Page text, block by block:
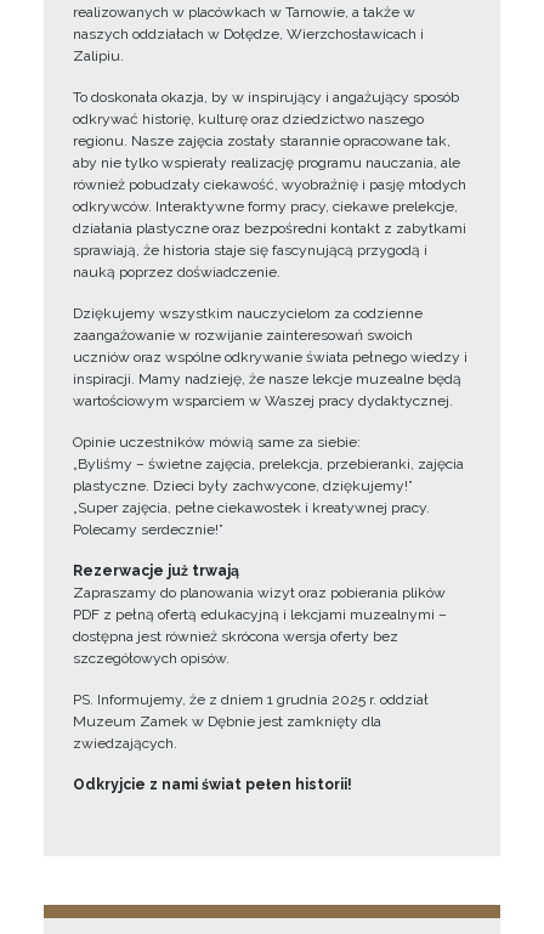
realizowanych w placówkach w Tarnowie, a także w
naszych oddziałach w Dołędze, Wierzchosławicach i
Zalipiu.
To doskonała okazja, by w inspirujący i angażujący sposób
odkrywać historię, kulturę oraz dziedzictwo naszego
regionu. Nasze zajęcia zostały starannie opracowane tak,
aby nie tylko wspierały realizację programu nauczania, ale
również pobudzały ciekawość, wyobraźnię i pasję młodych
odkrywców. Interaktywne formy pracy, ciekawe prelekcje,
działania plastyczne oraz bezpośredni kontakt z zabytkami
sprawiają, że historia staje się fascynującą przygodą i
nauką poprzez doświadczenie.
Dziękujemy wszystkim nauczycielom za codzienne
zaangażowanie w rozwijanie zainteresowań swoich
uczniów oraz wspólne odkrywanie świata pełnego wiedzy i
inspiracji. Mamy nadzieję, że nasze lekcje muzealne będą
wartościowym wsparciem w Waszej pracy dydaktycznej.
Opinie uczestników mówią same za siebie:
„Byliśmy – świetne zajęcia, prelekcja, przebieranki, zajęcia
plastyczne. Dzieci były zachwycone, dziękujemy!”
„Super zajęcia, pełne ciekawostek i kreatywnej pracy.
Polecamy serdecznie!”
Rezerwacje już trwają
Zapraszamy do planowania wizyt oraz pobierania plików
PDF z pełną ofertą edukacyjną i lekcjami muzealnymi –
dostępna jest również skrócona wersja oferty bez
szczegółowych opisów.
PS. Informujemy, że z dniem 1 grudnia 2025 r. oddział
Muzeum Zamek w Dębnie jest zamknięty dla
zwiedzających.
Odkryjcie z nami świat pełen historii!